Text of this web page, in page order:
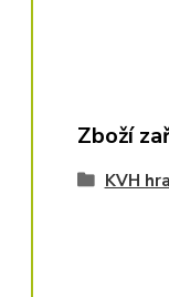
Zboží
KVH